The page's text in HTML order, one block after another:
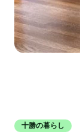
十勝の暮らし